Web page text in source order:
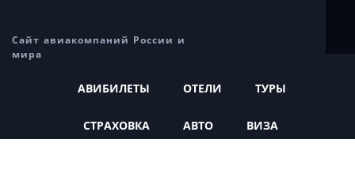
Сайт авиакомпаний России и
мира
АВИБИЛЕТЫ ОТЕЛИ ТУРЫ
СТРАХОВКА АВТО ВИЗА